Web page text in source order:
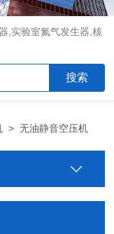
,实验室氮气发生器,核
>无油静音空压机